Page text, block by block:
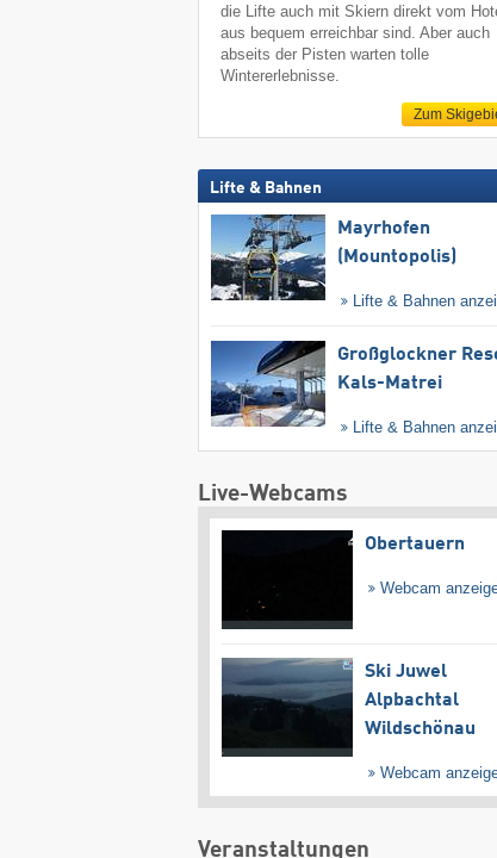
die Lifte auch mit Skiern direkt vom
aus bequem erreichbar sind. Aber auch
abseits der Pisten warten tolle
Wintererlebnisse.
Zum
Lifte & Bahnen
Mayrhofen
(Mountopolis)
Lifte & Bahnen
Großglockner
Kals-Matrei
Lifte & Bahnen
Live-Webcams
Obertauern
Webcam
Ski Juwel
Alpbachtal
Wildschönau
Webcam
Veranstaltungen